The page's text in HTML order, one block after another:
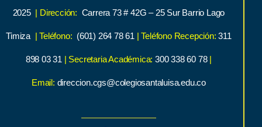
2025 | Dirección: Carrera 73 # 42G – 25 Sur Barrio Lago
Timiza | Teléfono: (601) 264 78 61 | Teléfono Recepción: 311
898 03 31 | Secretaria Académica:300 338 60 78 |
Email: direccion.cgs@colegiosantaluisa.edu.co